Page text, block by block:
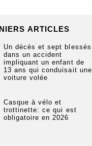
ARTICLES
Un décès et sept blessés
dans un accident
impliquant un enfant de
13 ans qui conduisait une
voiture volée
Casque à vélo et
trottinette: ce qui est
obligatoire en 2026